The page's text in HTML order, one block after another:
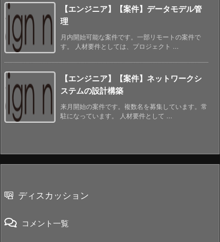
【エンジニア】【案件】データモデル管
理
月内開始可能な案件です。一部リモートの案件で
す。 人材要件としては、プロジェクト ...
【エンジニア】【案件】ネットワークシ
ステムの設計構築
来月開始の案件です。複数名を募集しています。常
駐になっています。 人材要件として ...
ディスカッション
コメント一覧